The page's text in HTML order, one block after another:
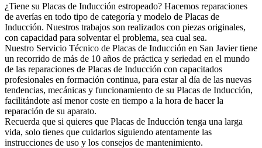
¿Tiene su Placas de Inducción estropeado? Hacemos reparaciones
de averías en todo tipo de categoría y modelo de Placas de
Inducción. Nuestros trabajos son realizados con piezas originales,
con capacidad para solventar el problema, sea cual sea.
Nuestro Servicio Técnico de Placas de Inducción en San Javier tiene
un recorrido de más de 10 años de práctica y seriedad en el mundo
de las reparaciones de Placas de Inducción con capacitados
profesionales en formación continua, para estar al día de las nuevas
tendencias, mecánicas y funcionamiento de su Placas de Inducción,
facilitándote así menor coste en tiempo a la hora de hacer la
reparación de su aparato.
Recuerda que si quieres que Placas de Inducción tenga una larga
vida, solo tienes que cuidarlos siguiendo atentamente las
instrucciones de uso y los consejos de mantenimiento.